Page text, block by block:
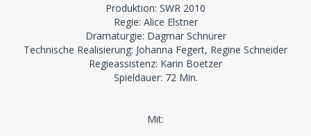
Produktion: SWR 2010
Regie: Alice Elstner
Dramaturgie: Dagmar Schnürer
Technische Realisierung: Johanna Fegert, Regine Schneider
Regieassistenz: Karin Boetzer
Spieldauer: 72 Min.
Mit: